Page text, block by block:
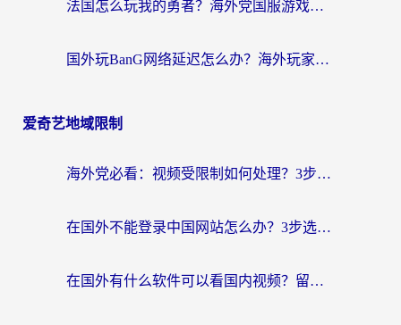
法国怎么玩我的勇者？海外党国服游戏不卡攻略，附3款热门游戏加速实测
国外玩BanG网络延迟怎么办？海外玩家亲测有效的国服游戏加速指南
爱奇艺地域限制
海外党必看：视频受限制如何处理？3步解决国内剧番“看不了”难题
在国外不能登录中国网站怎么办？3步选对回国加速器，无缝刷剧、办业务
在国外有什么软件可以看国内视频？留学生亲测的追剧救星来了